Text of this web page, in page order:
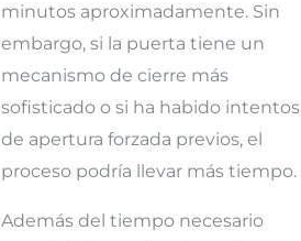
minutos aproximadamente. Sin
embargo, si la puerta tiene un
mecanismo de cierre más
sofisticado o si ha habido intentos
de apertura forzada previos, el
proceso podría llevar más tiempo.
Además del tiempo necesario